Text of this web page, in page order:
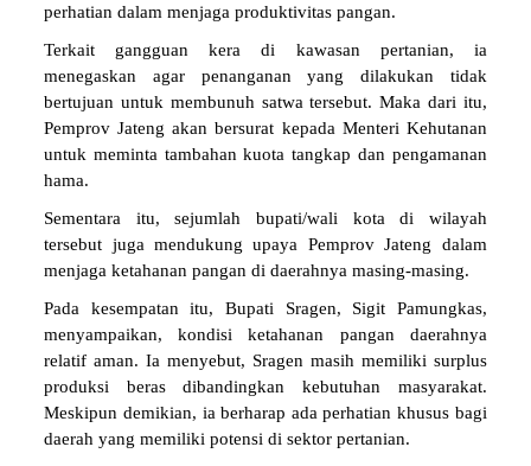
perhatian dalam menjaga produktivitas pangan.
Terkait gangguan kera di kawasan pertanian, ia
menegaskan agar penanganan yang dilakukan tidak
bertujuan untuk membunuh satwa tersebut. Maka dari itu,
Pemprov Jateng akan bersurat kepada Menteri Kehutanan
untuk meminta tambahan kuota tangkap dan pengamanan
hama.
Sementara itu, sejumlah bupati/wali kota di wilayah
tersebut juga mendukung upaya Pemprov Jateng dalam
menjaga ketahanan pangan di daerahnya masing-masing.
Pada kesempatan itu, Bupati Sragen, Sigit Pamungkas,
menyampaikan, kondisi ketahanan pangan daerahnya
relatif aman. Ia menyebut, Sragen masih memiliki surplus
produksi beras dibandingkan kebutuhan masyarakat.
Meskipun demikian, ia berharap ada perhatian khusus bagi
daerah yang memiliki potensi di sektor pertanian.